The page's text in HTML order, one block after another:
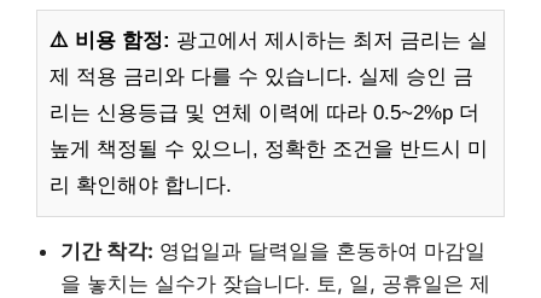
⚠️ 비용 함정: 광고에서 제시하는 최저 금리는 실
제 적용 금리와 다를 수 있습니다. 실제 승인 금
리는 신용등급 및 연체 이력에 따라 0.5~2%p 더
높게 책정될 수 있으니, 정확한 조건을 반드시 미
리 확인해야 합니다.
기간 착각: 영업일과 달력일을 혼동하여 마감일
을 놓치는 실수가 잦습니다. 토, 일, 공휴일은 제